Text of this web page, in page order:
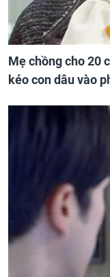
Mẹ chồng cho 20
kéo con dâu vào